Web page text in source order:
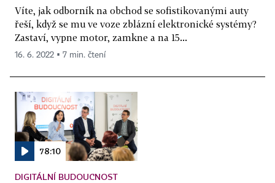
Víte, jak odborník na obchod se sofistikovanými auty
řeší, když se mu ve voze zblázní elektronické systémy?
Zastaví, vypne motor, zamkne a na 15...
16. 6. 2022 ▪ 7 min. čtení
78:10
DIGITÁLNÍ BUDOUCNOST